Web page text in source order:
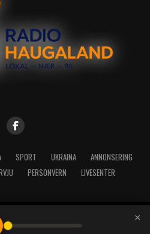
SPORT UKRAINA
ANNONSERING
PERSONVERN LIVESENTER
Radio Haugaland - Haraldsgata 114,
- Telefon: 52717273
×